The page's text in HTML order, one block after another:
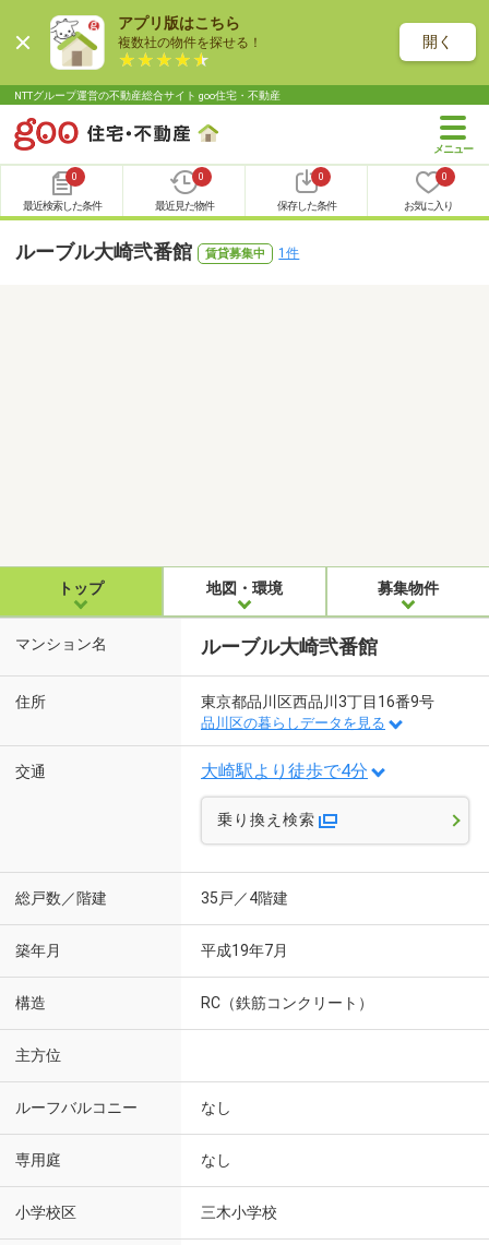
アプリ版はこちら
複数社の物件を探せる！ 開く
NTTグループ運営の不動産総合サイト goo住宅・不動産
0
最近検索した条件
0
最近見た物件
0
保存した条件
0
お気に入り
ルーブル大崎弐番館 賃貸募集中 1件
トップ 地図・環境 募集物件
マンション名 ルーブル大崎弐番館
住所 東京都品川区西品川3丁目16番9号
品川区の暮らしデータを見る
交通 大崎駅より徒歩で4分
乗り換え検索
総戸数／階建 35戸／4階建
築年月 平成19年7月
構造 RC（鉄筋コンクリート）
主方位
ルーフバルコニー なし
専用庭 なし
小学校区 三木小学校